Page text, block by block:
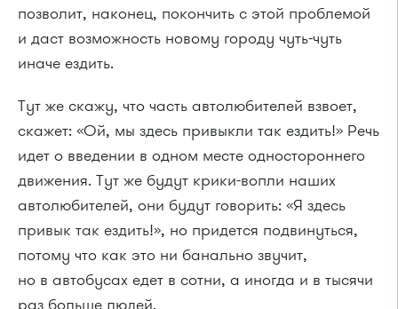
позволит, наконец, покончить с этой проблемой
и даст возможность новому городу чуть-чуть
иначе ездить.
Тут же скажу, что часть автолюбителей взвоет,
скажет: «Ой, мы здесь привыкли так ездить!» Речь
идет о введении в одном месте одностороннего
движения. Тут же будут крики-вопли наших
автолюбителей, они будут говорить: «Я здесь
привык так ездить!», но придется подвинуться,
потому что как это ни банально звучит,
но в автобусах едет в сотни, а иногда и в тысячи
раз больше людей.